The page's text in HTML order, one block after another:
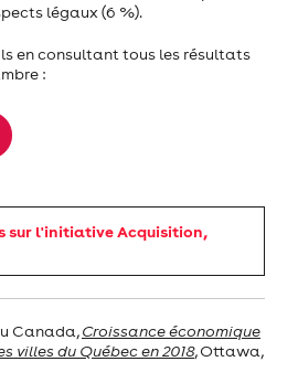
légaux (6 %).
en consultant tous les résultats
:
sur l'initiative Acquisition,
Canada,Croissance économique
villes du Québec en 2018, Ottawa,